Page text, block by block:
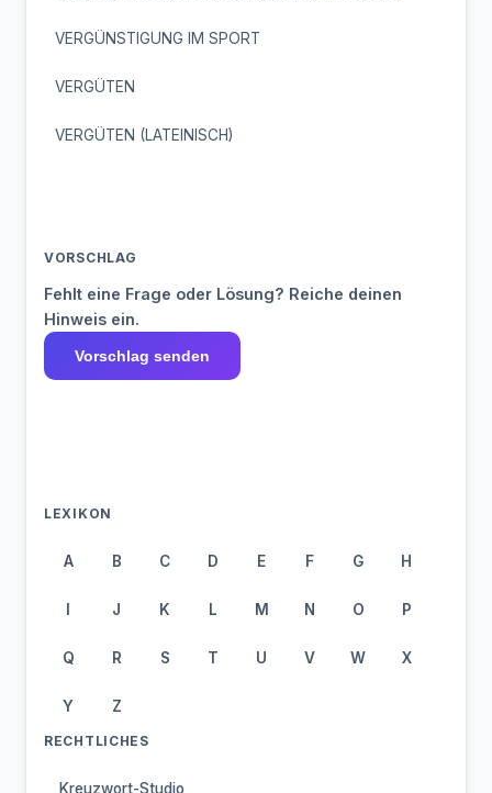
VERGÜNSTIGUNG IM SPORT
VERGÜTEN
VERGÜTEN (LATEINISCH)
VORSCHLAG
Fehlt eine Frage oder Lösung? Reiche deinen
Hinweis ein.
Vorschlag senden
LEXIKON
A B C D E F G H
I J K L M N O P
Q R S T U V W X
Y Z
RECHTLICHES
Kreuzwort-Studio